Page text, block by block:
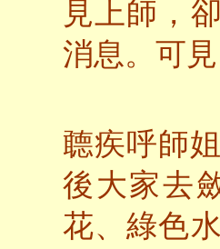
見上師，
消息。可
聼疾呼師
後大家去
花、綠色